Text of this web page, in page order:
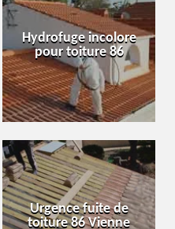
Hydrofuge incolore
pour toiture 86
Urgence fuite de
toiture 86 Vienne